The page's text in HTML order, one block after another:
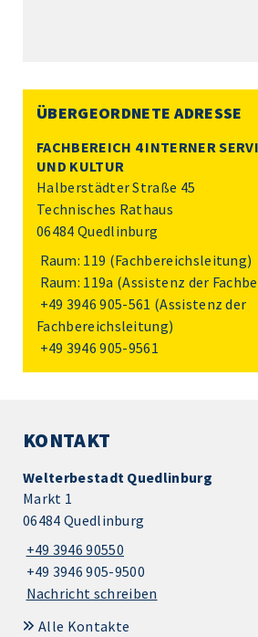
ÜBERGEORDNETE ADRESSE
FACHBEREICH 4 INTERNER
UND KULTUR
Halberstädter Straße 45
Technisches Rathaus
06484 Quedlinburg
Raum: 119 (Fachbereichsleitung)
Raum: 119a (Assistenz der
+49 3946 905-561 (Assistenz der
Fachbereichsleitung)
+49 3946 905-9561
KONTAKT
Welterbestadt Quedlinburg
Markt 1
06484 Quedlinburg
+49 3946 90550
+49 3946 905-9500
Nachricht schreiben
Alle Kontakte